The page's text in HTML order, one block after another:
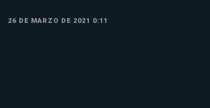
26 DE MARZO DE 2021 0:11